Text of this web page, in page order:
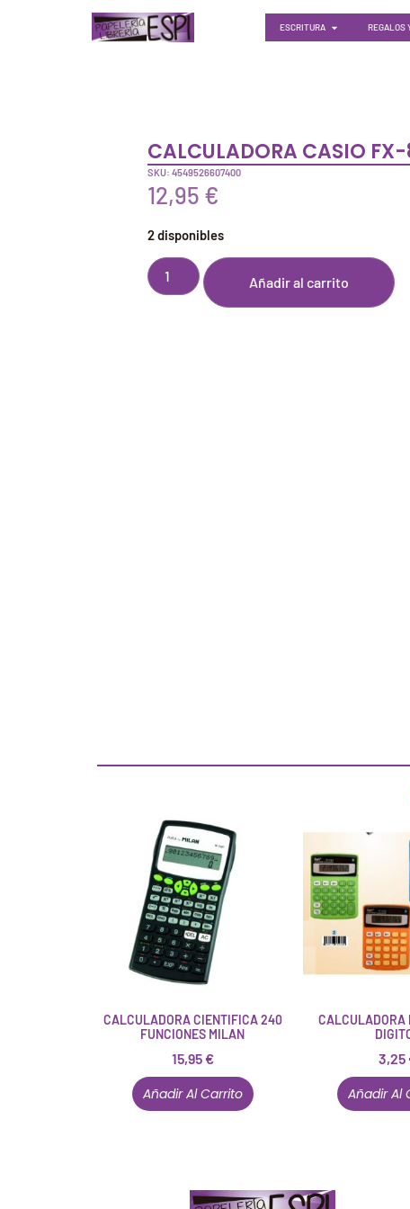
ESCRITURA REGALOS
CALCULADORA CASIO
SKU: 4549526607400
12,95 €
2 disponibles
Añadir al carrito
CALCULADORA CIENTIFICA 240
FUNCIONES MILAN
15,95 €
Añadir Al Carrito
CALCULADORA
3,25
Añadir Al